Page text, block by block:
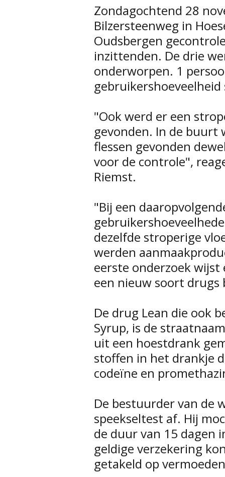
Zondagochtend 28
Bilzersteenweg in
Oudsbergen
inzittenden. De drie
onderworpen. 1
gebruikershoeveelheid
"Ook werd er een
gevonden. In de buurt
flessen gevonden
voor de controle",
Riemst.
"Bij een
dezelfde stroperige
werden
eerste onderzoek
een nieuw soort
De drug Lean die ook
Syrup, is de
uit een hoestdrank
stoffen in het drankje
codeïne en
De bestuurder van de
speekseltest af. Hij
de duur van 15 dagen
geldige verzekering
getakeld op